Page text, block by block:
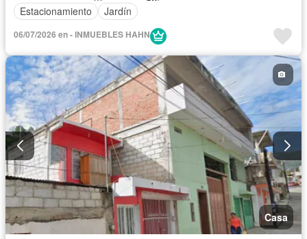
Estacionamiento
Jardín
06/07/2026 en - INMUEBLES HAHN
Casa